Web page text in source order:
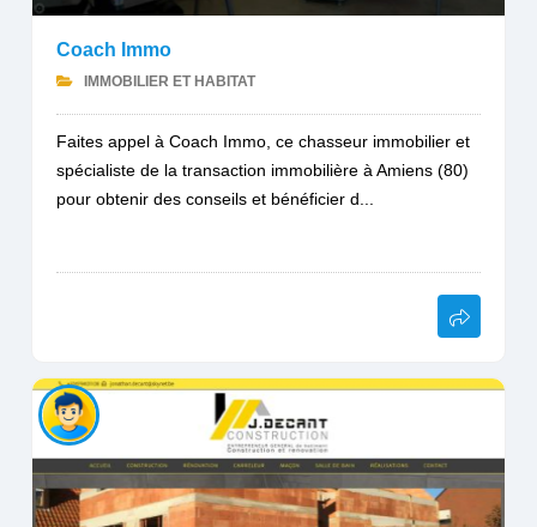
Coach Immo
IMMOBILIER ET HABITAT
Faites appel à Coach Immo, ce chasseur immobilier et
spécialiste de la transaction immobilière à Amiens (80)
pour obtenir des conseils et bénéficier d...